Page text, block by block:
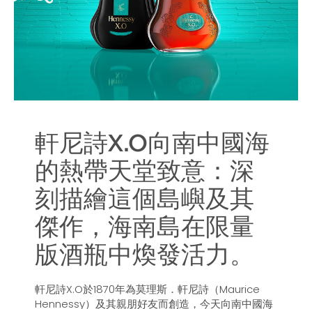
軒尼詩X.O向南中國海
的熱帶天堂致意：深
刻描繪這個島嶼及其
傑作，海南島在限量
版酒瓶中煥發活力。
軒尼詩X.O於1870年為莫理斯．軒尼詩（Maurice
Hennessy）及其親朋好友而創造，今天向南中國海